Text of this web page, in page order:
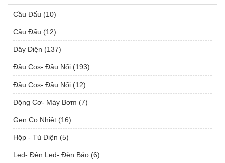
Cầu Đấu (10)
Cầu Đấu (12)
Dây Điện (137)
Đầu Cos- Đầu Nối (193)
Đầu Cos- Đầu Nối (12)
Động Cơ- Máy Bơm (7)
Gen Co Nhiệt (16)
Hộp - Tủ Điện (5)
Led- Đèn Led- Đèn Báo (6)